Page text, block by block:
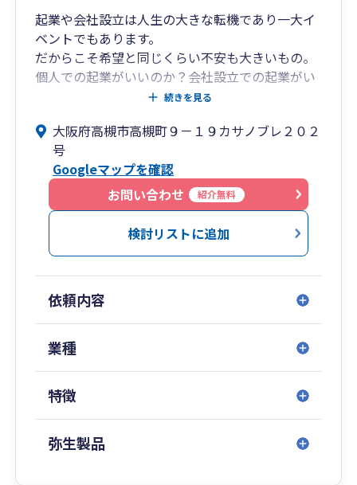
起業や会社設立は人生の大きな転機であり一大イ
ベントでもあります。
だからこそ希望と同じくらい不安も大きいもの。
個人での起業がいいのか？会社設立での起業がい
いのか？帳簿の記帳や領収証の整理等はどうする
は？所得税や消費税の確定申告は？節税対策は？
資金調達は？会計ソフトは？e-taxやeltaxは？小
規模事業者持続化補助金・IT導入支援補助金・も
のづくり補助金などは？
とたくさんあり、考えることはつきません。
だからこそ、気軽に相談でき親身に相談にのって
くれる参謀が近くに必要なのです。
業に携わり、多くの実績とノウハウを培ってきま
した。特に高槻市や茨木市、島本町、大山崎町の
創業者をサポ－トしてきました。
当税理士事務所があなたの起業参謀として、スタ
－トダッシュを全力でバックアップし、“成幸”へ
とサポ－トいたしますのでご安心ください。
続きを見る
大阪府高槻市高槻町９－１９カサノブレ２０２
号
Googleマップを確認
お問い合わせ
紹介無料
検討リストに追加
依頼内容
業種
特徴
弥生製品